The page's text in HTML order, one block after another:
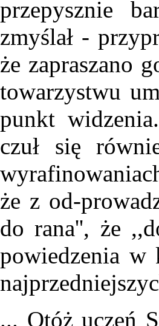
przepysznie
zmyślał -
że zapraszano
towarzystwu
punkt
czuł się
że z od-
do rana'', że
powiedzenia w
... Otóż uczeń